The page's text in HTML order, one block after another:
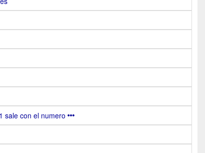
sale con el numero